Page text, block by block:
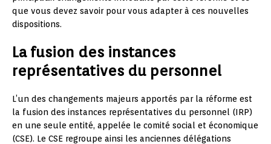
que vous devez savoir pour vous adapter à ces nouvelles
dispositions.
La fusion des instances
représentatives du personnel
L’un des changements majeurs apportés par la réforme est
la fusion des instances représentatives du personnel (IRP)
en une seule entité, appelée le comité social et économique
(CSE). Le CSE regroupe ainsi les anciennes délégations